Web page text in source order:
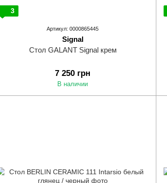
3
Артикул: 0000865445
Signal
Стол GALANT Signal крем
7 250 грн
В наличии